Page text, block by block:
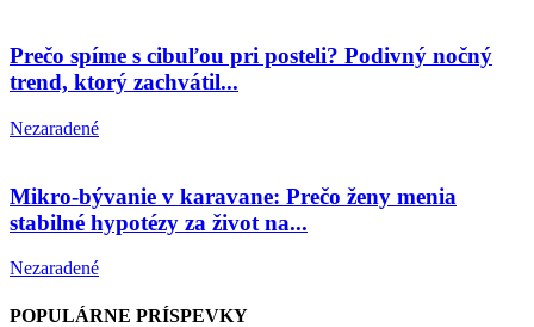
Prečo spíme s cibuľou pri posteli? Podivný nočný
trend, ktorý zachvátil...
Nezaradené
Mikro-bývanie v karavane: Prečo ženy menia
stabilné hypotézy za život na...
Nezaradené
POPULÁRNE PRÍSPEVKY